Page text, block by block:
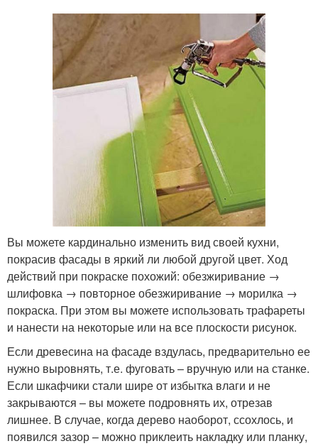
Вы можете кардинально изменить вид своей кухни,
покрасив фасады в яркий ли любой другой цвет. Ход
действий при покраске похожий: обезжиривание →
шлифовка → повторное обезжиривание → морилка →
покраска. При этом вы можете использовать трафареты
и нанести на некоторые или на все плоскости рисунок.
Если древесина на фасаде вздулась, предварительно ее
нужно выровнять, т.е. фуговать – вручную или на станке.
Если шкафчики стали шире от избытка влаги и не
закрываются – вы можете подровнять их, отрезав
лишнее. В случае, когда дерево наоборот, ссохлось, и
появился зазор – можно приклеить накладку или планку,